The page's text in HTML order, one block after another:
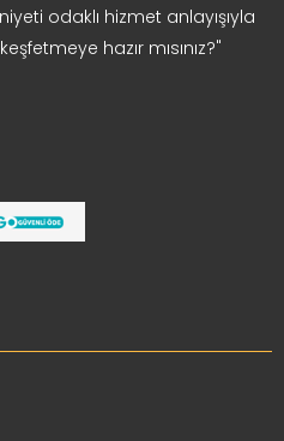
odaklı hizmet anlayışıyla
hazır mısınız?"